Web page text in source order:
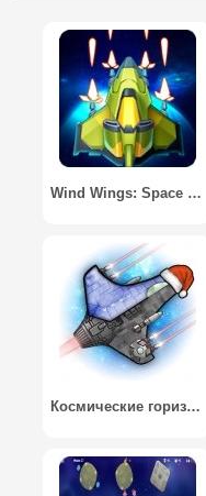
Wind Wings: Space Shooter - Galaxy Attack
Космические горизонты: 2д рпг / Event Horizon - space rpg